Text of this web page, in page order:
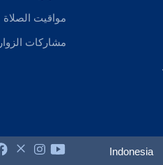
مواقيت الصلاة
مشاركات الزوار
Indonesia